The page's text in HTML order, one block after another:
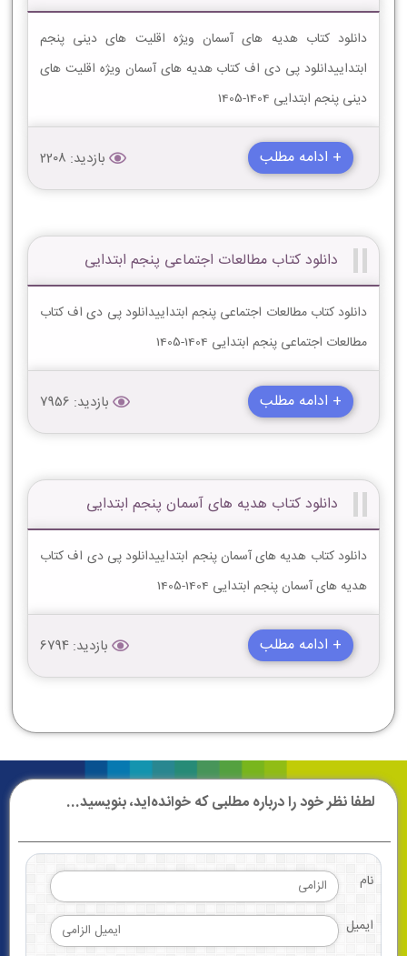
دانلود کتاب هدیه های آسمان ویژه اقلیت های دینی پنجم
ابتداییدانلود پی دی اف کتاب هدیه های آسمان ویژه اقلیت های
دینی پنجم ابتدایی 1404-1405
+ ادامه مطلب بازدید: 2208
دانلود کتاب مطالعات اجتماعی پنجم ابتدایی
دانلود کتاب مطالعات اجتماعی پنجم ابتداییدانلود پی دی اف کتاب
مطالعات اجتماعی پنجم ابتدایی 1404-1405
+ ادامه مطلب بازدید: 7956
دانلود کتاب هدیه های آسمان پنجم ابتدایی
دانلود کتاب هدیه های آسمان پنجم ابتداییدانلود پی دی اف کتاب
هدیه های آسمان پنجم ابتدایی 1404-1405
+ ادامه مطلب بازدید: 6794
لطفا نظر خود را درباره مطلبی که خوانده‌اید، بنویسید...
نام
ایمیل